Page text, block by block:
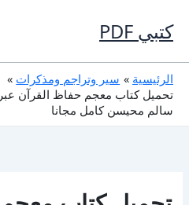
إلى
المحتوى
كتبي PDF
الرئيسية
سير وتراجم ومذكرات
سالم محيسن كامل مجانا